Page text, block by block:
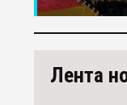
Лента